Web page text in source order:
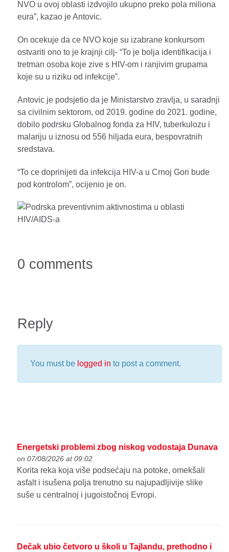
NVO u ovoj oblasti izdvojilo ukupno preko pola miliona
eura”, kazao je Antovic.
On ocekuje da ce NVO koje su izabrane konkursom
ostvariti ono to je krajnji cilj- “To je bolja identifikacija i
tretman osoba koje zive s HIV-om i ranjivim grupama
koje su u riziku od infekcije”.
Antovic je podsjetio da je Ministarstvo zravlja, u saradnji
sa civilnim sektorom, od 2019. godine do 2021. godine,
dobilo podrsku Globalnog fonda za HIV, tuberkulozu i
malariju u iznosu od 556 hiljada eura, bespovratnih
sredstava.
“To ce doprinijeti da infekcija HIV-a u Crnoj Gori bude
pod kontrolom”, ocijenio je on.
0 comments
Reply
You must be logged in to post a comment.
Energetski problemi zbog niskog vodostaja Dunava
on 07/08/2026 at 09:02
Korita reka koja više podsećaju na potoke, omekšali
asfalt i isušena polja trenutno su najupadljivije slike
suše u centralnoj i jugoistočnoj Evropi.
Dečak ubio četvoro u školi u Tajlandu, prethodno i